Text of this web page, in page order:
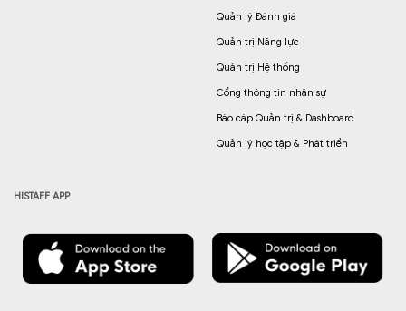
Quản lý Đánh giá
Quản trị Năng lực
Quản trị Hệ thống
Cổng thông tin nhân sự
Báo cáp Quản trị & Dashboard
Quản lý học tập & Phát triển
HISTAFF APP